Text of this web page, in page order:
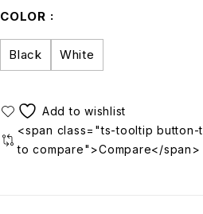
COLOR
Black White
<span class="ts-tooltip
to compare">Compare</span>